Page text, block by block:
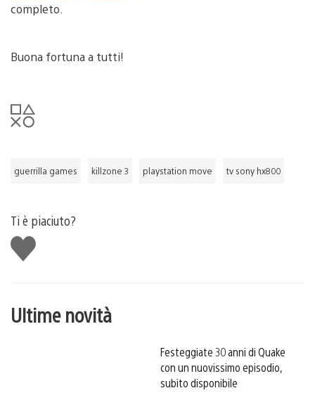
completo.
Buona fortuna a tutti!
guerrilla games killzone 3 playstation move tv sony hx800
Ti è piaciuto?
Mi
piace
Ultime novità
Festeggiate 30 anni di Quake
con un nuovissimo episodio,
subito disponibile